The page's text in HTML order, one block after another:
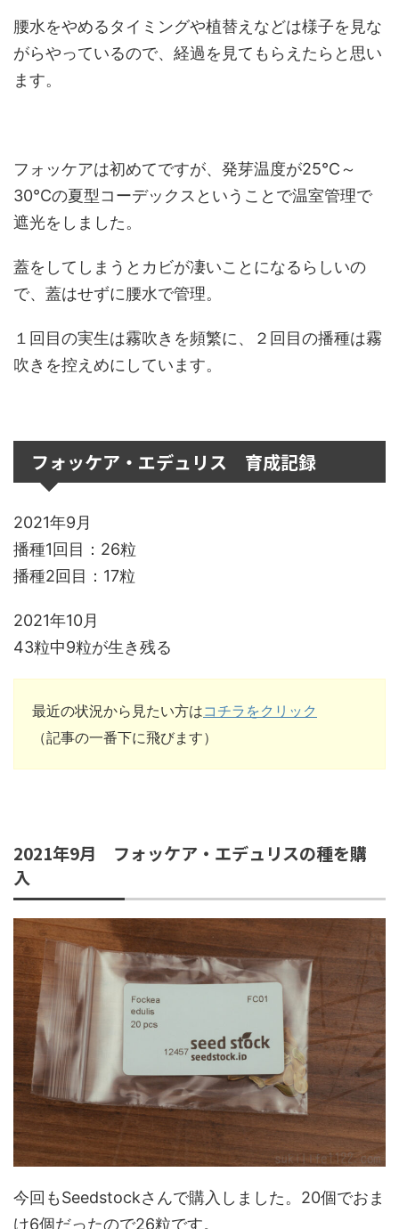
腰水をやめるタイミングや植替えなどは様子を見な
がらやっているので、経過を見てもらえたらと思い
ます。
フォッケアは初めてですが、発芽温度が25℃～
30℃の夏型コーデックスということで温室管理で
遮光をしました。
蓋をしてしまうとカビが凄いことになるらしいの
で、蓋はせずに腰水で管理。
１回目の実生は霧吹きを頻繁に、２回目の播種は霧
吹きを控えめにしています。
フォッケア・エデュリス 育成記録
2021年9月
播種1回目：26粒
播種2回目：17粒
2021年10月
43粒中9粒が生き残る
最近の状況から見たい方はコチラをクリック
（記事の一番下に飛びます）
2021年9月 フォッケア・エデュリスの種を購
入
今回もSeedstockさんで購入しました。20個でおま
け6個だったので26粒です。